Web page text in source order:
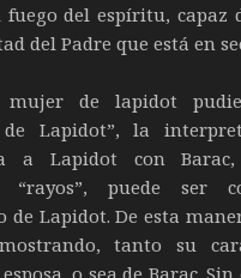
fuego del espíritu, capaz
del Padre que está en
mujer de lapidot
de Lapidot”, la
a Lapidot con
“rayos”, puede ser
de Lapidot. De esta
tanto su